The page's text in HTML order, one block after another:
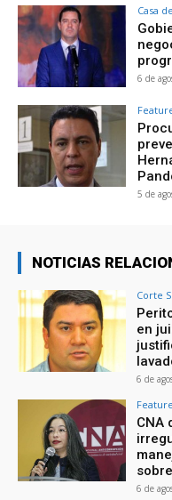
Casa
6 de
5 de
NOTICIAS
Corte
en
6 de
CNA
6 de